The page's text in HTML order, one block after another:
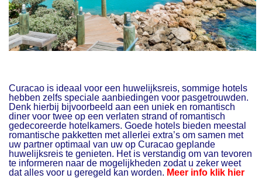
Curacao is ideaal voor een huwelijksreis, sommige hotels
hebben zelfs speciale aanbiedingen voor pasgetrouwden.
Denk hierbij bijvoorbeeld aan een uniek en romantisch
diner voor twee op een verlaten strand of romantisch
gedecoreerde hotelkamers. Goede hotels bieden meestal
romantische pakketten met allerlei extra’s om samen met
uw partner optimaal van uw op Curacao geplande
huwelijksreis te genieten. Het is verstandig om van tevoren
te informeren naar de mogelijkheden zodat u zeker weet
dat alles voor u geregeld kan worden. Meer info klik hier